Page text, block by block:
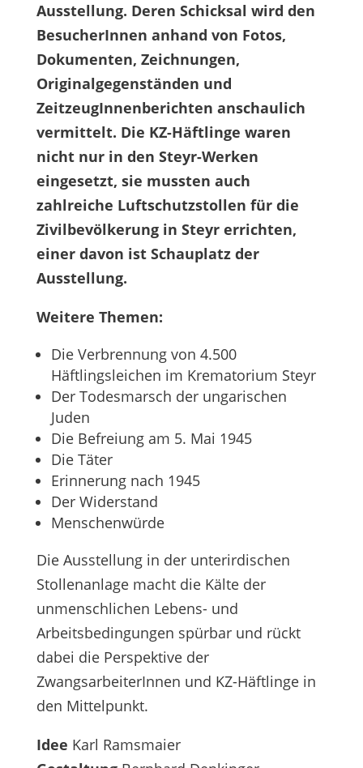
Ausstellung. Deren Schicksal wird den
BesucherInnen anhand von Fotos,
Dokumenten, Zeichnungen,
Originalgegenständen und
ZeitzeugInnenberichten anschaulich
vermittelt. Die KZ-Häftlinge waren
nicht nur in den Steyr-Werken
eingesetzt, sie mussten auch
zahlreiche Luftschutzstollen für die
Zivilbevölkerung in Steyr errichten,
einer davon ist Schauplatz der
Ausstellung.
Weitere Themen:
Die Verbrennung von 4.500
Häftlingsleichen im Krematorium Steyr
Der Todesmarsch der ungarischen
Juden
Die Befreiung am 5. Mai 1945
Die Täter
Erinnerung nach 1945
Der Widerstand
Menschenwürde
Die Ausstellung in der unterirdischen
Stollenanlage macht die Kälte der
unmenschlichen Lebens- und
Arbeitsbedingungen spürbar und rückt
dabei die Perspektive der
ZwangsarbeiterInnen und KZ-Häftlinge in
den Mittelpunkt.
Idee Karl Ramsmaier